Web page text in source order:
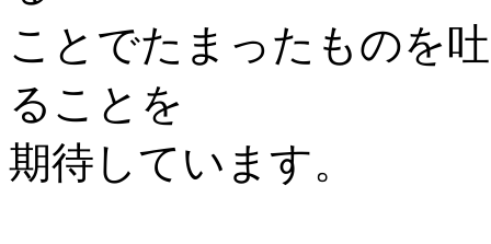
ことでたまったものを
ることを
期待しています。